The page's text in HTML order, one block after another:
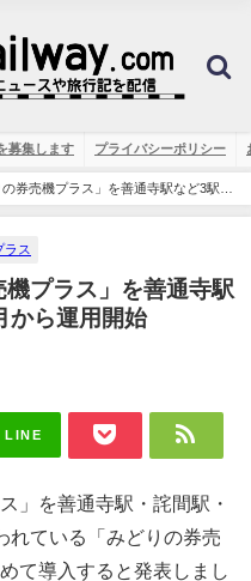
募集します プライバシーポリシー
の券売機プラス」を善通寺駅など3駅に
ラス
機プラス」を善通寺駅
ら運用開始
LINE
」を善通寺駅・詫間駅・
れている「みどりの券売
て導入すると発表しまし